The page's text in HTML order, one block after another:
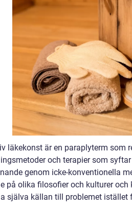
läkekonst är en paraplyterm som
och terapier som
genom icke-konventionella
på olika filosofier och kulturer
själva källan till problemet istället